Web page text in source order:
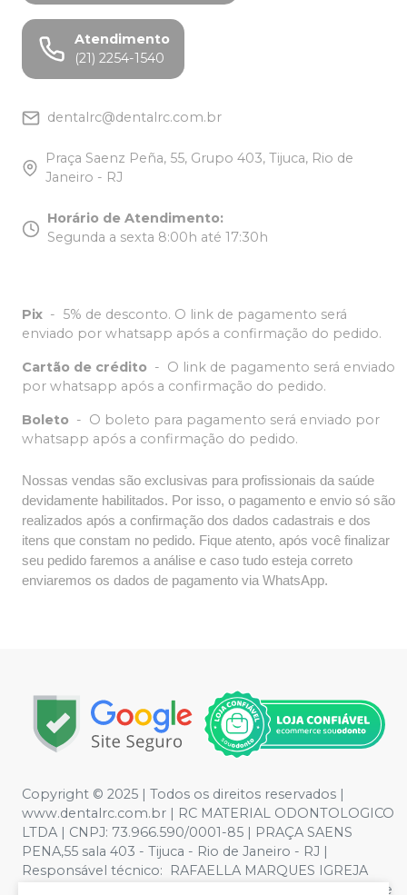
Atendimento
(21) 2254-1540
dentalrc@dentalrc.com.br
Praça Saenz Peña, 55, Grupo 403, Tijuca, Rio de
Janeiro - RJ
Horário de Atendimento:
Segunda a sexta 8:00h até 17:30h
Pix - 5% de desconto. O link de pagamento será
enviado por whatsapp após a confirmação do pedido.
Cartão de crédito - O link de pagamento será enviado
por whatsapp após a confirmação do pedido.
Boleto - O boleto para pagamento será enviado por
whatsapp após a confirmação do pedido.
Nossas vendas são exclusivas para profissionais da saúde
devidamente habilitados. Por isso, o pagamento e envio só são
realizados após a confirmação dos dados cadastrais e dos
itens que constam no pedido. Fique atento, após você finalizar
seu pedido faremos a análise e caso tudo esteja correto
enviaremos os dados de pagamento via WhatsApp.
Copyright © 2025 | Todos os direitos reservados |
www.dentalrc.com.br | RC MATERIAL ODONTOLOGICO
LTDA | CNPJ: 73.966.590/0001-85 | PRAÇA SAENS
PENA,55 sala 403 - Tijuca - Rio de Janeiro - RJ |
Responsável técnico: RAFAELLA MARQUES IGREJA
DOS SANTOS CRO/RJ nº 55115 | Política de Privacidade e